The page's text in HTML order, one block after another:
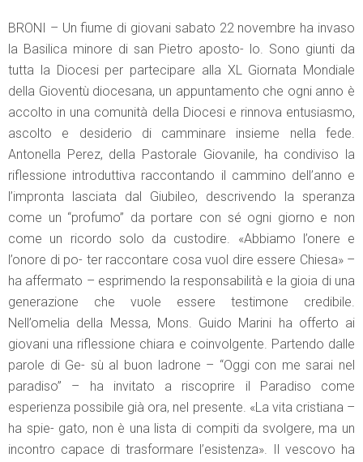
BRONI – Un fiume di giovani sabato 22 novembre ha invaso
la Basilica minore di san Pietro aposto- lo. Sono giunti da
tutta la Diocesi per partecipare alla XL Giornata Mondiale
della Gioventù diocesana, un appuntamento che ogni anno è
accolto in una comunità della Diocesi e rinnova entusiasmo,
ascolto e desiderio di camminare insieme nella fede.
Antonella Perez, della Pastorale Giovanile, ha condiviso la
riflessione introduttiva raccontando il cammino dell’anno e
l’impronta lasciata dal Giubileo, descrivendo la speranza
come un “profumo” da portare con sé ogni giorno e non
come un ricordo solo da custodire. «Abbiamo l’onere e
l’onore di po- ter raccontare cosa vuol dire essere Chiesa» –
ha affermato – esprimendo la responsabilità e la gioia di una
generazione che vuole essere testimone credibile.
Nell’omelia della Messa, Mons. Guido Marini ha offerto ai
giovani una riflessione chiara e coinvolgente. Partendo dalle
parole di Ge- sù al buon ladrone – “Oggi con me sarai nel
paradiso” – ha invitato a riscoprire il Paradiso come
esperienza possibile già ora, nel presente. «La vita cristiana –
ha spie- gato, non è una lista di compiti da svolgere, ma un
incontro capace di trasformare l’esistenza». Il vescovo ha